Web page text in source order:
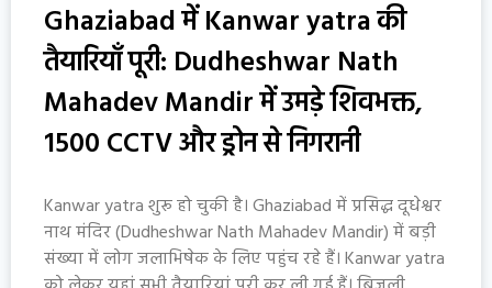
Ghaziabad में Kanwar yatra की
तैयारियाँ पूरी: Dudheshwar Nath
Mahadev Mandir में उमड़े शिवभक्त,
1500 CCTV और ड्रोन से निगरानी
Kanwar yatra शुरू हो चुकी है। Ghaziabad में प्रसिद्ध दूधेश्वर
नाथ मंदिर (Dudheshwar Nath Mahadev Mandir) में बड़ी
संख्या में लोग जलाभिषेक के लिए पहुंच रहे हैं। Kanwar yatra